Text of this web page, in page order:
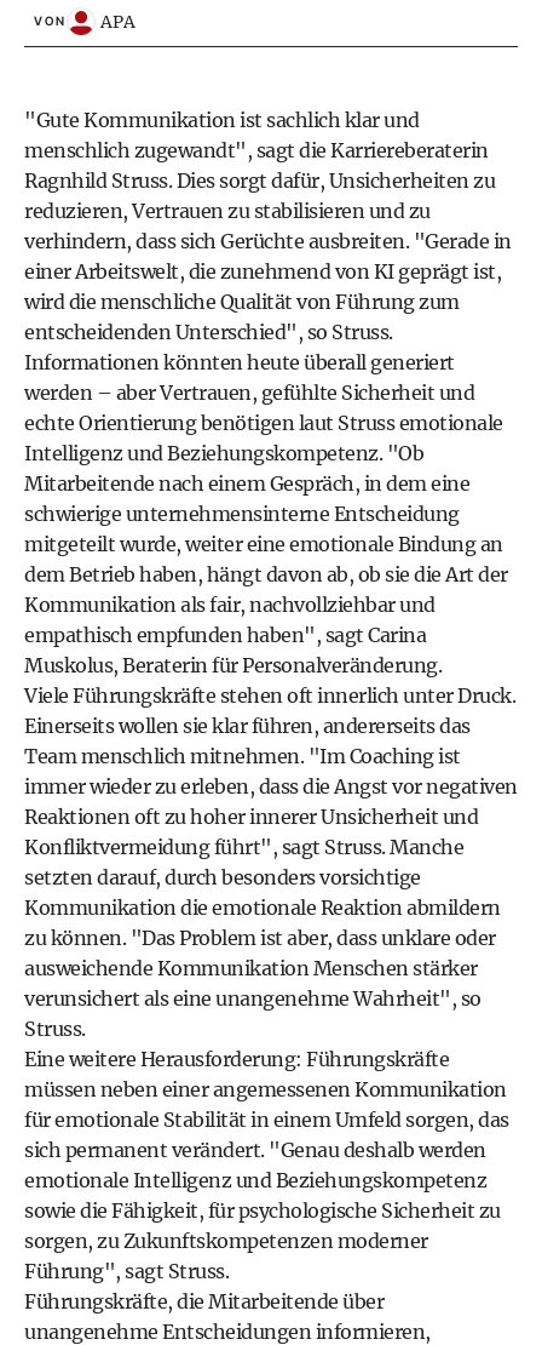
VON APA
"Gute Kommunikation ist sachlich klar und
menschlich zugewandt", sagt die Karriereberaterin
Ragnhild Struss. Dies sorgt dafür, Unsicherheiten zu
reduzieren, Vertrauen zu stabilisieren und zu
verhindern, dass sich Gerüchte ausbreiten. "Gerade in
einer Arbeitswelt, die zunehmend von KI geprägt ist,
wird die menschliche Qualität von Führung zum
entscheidenden Unterschied", so Struss.
Informationen könnten heute überall generiert
werden – aber Vertrauen, gefühlte Sicherheit und
echte Orientierung benötigen laut Struss emotionale
Intelligenz und Beziehungskompetenz. "Ob
Mitarbeitende nach einem Gespräch, in dem eine
schwierige unternehmensinterne Entscheidung
mitgeteilt wurde, weiter eine emotionale Bindung an
dem Betrieb haben, hängt davon ab, ob sie die Art der
Kommunikation als fair, nachvollziehbar und
empathisch empfunden haben", sagt Carina
Muskolus, Beraterin für Personalveränderung.
Viele Führungskräfte stehen oft innerlich unter Druck.
Einerseits wollen sie klar führen, andererseits das
Team menschlich mitnehmen. "Im Coaching ist
immer wieder zu erleben, dass die Angst vor negativen
Reaktionen oft zu hoher innerer Unsicherheit und
Konfliktvermeidung führt", sagt Struss. Manche
setzten darauf, durch besonders vorsichtige
Kommunikation die emotionale Reaktion abmildern
zu können. "Das Problem ist aber, dass unklare oder
ausweichende Kommunikation Menschen stärker
verunsichert als eine unangenehme Wahrheit", so
Struss.
Eine weitere Herausforderung: Führungskräfte
müssen neben einer angemessenen Kommunikation
für emotionale Stabilität in einem Umfeld sorgen, das
sich permanent verändert. "Genau deshalb werden
emotionale Intelligenz und Beziehungskompetenz
sowie die Fähigkeit, für psychologische Sicherheit zu
sorgen, zu Zukunftskompetenzen moderner
Führung", sagt Struss.
Führungskräfte, die Mitarbeitende über
unangenehme Entscheidungen informieren,